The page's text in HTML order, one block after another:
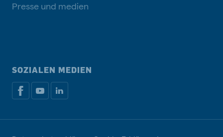
Presse und medien
SOZIALEN MEDIEN